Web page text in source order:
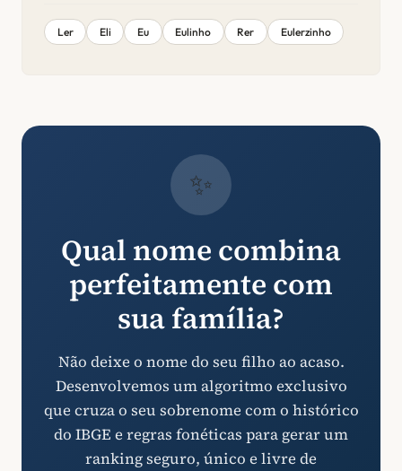
Ler Eli Eu Eulinho Rer Eulerzinho
✨
Qual nome combina
perfeitamente com
sua família?
Não deixe o nome do seu filho ao acaso.
Desenvolvemos um algoritmo exclusivo
que cruza o seu sobrenome com o histórico
do IBGE e regras fonéticas para gerar um
ranking seguro, único e livre de